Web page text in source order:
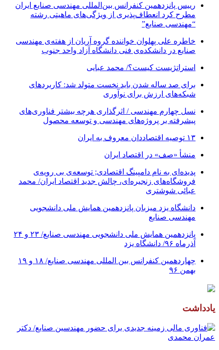
رییس پانزدهمین کنفرانس بین‌المللی مهندسی صنایع ایران
مطرح کرد انعطاف‌پذیری از ویژگی‌های ماهیتی رشته
“مهندسی صنایع”
خاطره علی پهلوان خواننده گروه آریان از هفته‌ی مهندسی
صنایع در دانشکده‌ی فنی دانشگاه آزاد واحد جنوب
استراتژیست کیست؟‬/ محمد عبایی
برای صد ساله شدن باید نخست متولد شد: کاربردهای
شبکه‌های ارزش برای نوآوری
نسل چهارم مهندسی / اثرگذاری هرچه بیشتر فناوری‌های
پیشرفته بر پروژه‌های مهندسی و توسعه محصول
۱۳ توصیه اقتصاددان معروف به ایران
منشأ «صف» در اقتصاد ایران
پدیده‌ای به نام دامپینگ اقتصادی; توسعه‌ی بی رویه‌ی
فروشگاه‌های زنجیره‌ای، چالش جدید اقتصاد ایران/ محمد
عبائی شوشتری
دانشگاه یزد میزبان پانزدهمین همایش ملی دانشجویی
مهندسی صنایع
پانزدهمین همایش ملی دانشجویی مهندسی صنایع/ ۲۳ و ۲۴
آذرماه ۹۶/ دانشگاه یزد
چهاردهمین کنفرانس بین المللی مهندسی صنایع/ ۱۸ و ۱۹
بهمن ۹۶
یادداشت